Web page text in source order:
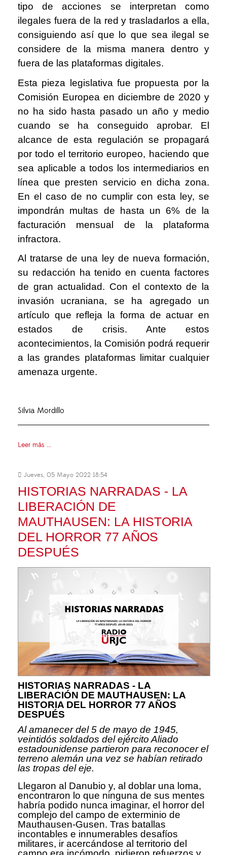
tipo de acciones se interpretan como
ilegales fuera de la red y trasladarlos a ella,
consiguiendo así que lo que sea ilegal se
considere de la misma manera dentro y
fuera de las plataformas digitales.
Esta pieza legislativa fue propuesta por la
Comisión Europea en diciembre de 2020 y
no ha sido hasta pasado un año y medio
cuando se ha conseguido aprobar. El
alcance de esta regulación se propagará
por todo el territorio europeo, haciendo que
sea aplicable a todos los intermediarios en
línea que presten servicio en dicha zona.
En el caso de no cumplir con esta ley, se
impondrán multas de hasta un 6% de la
facturación mensual de la plataforma
infractora.
Al tratarse de una ley de nueva formación,
su redacción ha tenido en cuenta factores
de gran actualidad. Con el contexto de la
invasión ucraniana, se ha agregado un
artículo que refleja la forma de actuar en
estados de crisis. Ante estos
acontecimientos, la Comisión podrá requerir
a las grandes plataformas limitar cualquier
amenaza urgente.
Silvia Mordillo
Leer más ...
Jueves, 05 Mayo 2022 18:54
HISTORIAS NARRADAS - LA
LIBERACIÓN DE
MAUTHAUSEN: LA HISTORIA
DEL HORROR 77 AÑOS
DESPUÉS
HISTORIAS NARRADAS - LA
LIBERACIÓN DE MAUTHAUSEN: LA
HISTORIA DEL HORROR 77 AÑOS
DESPUÉS
Al amanecer del 5 de mayo de 1945,
veintidós soldados del ejército Aliado
estadounidense partieron para reconocer el
terreno alemán una vez se habían retirado
las tropas del eje.
Llegaron al Danubio y, al doblar una loma,
encontraron lo que ninguna de sus mentes
habría podido nunca imaginar, el horror del
complejo del campo de exterminio de
Mauthausen-Gusen. Tras batallas
incontables e innumerables desafíos
militares, ir acercándose al territorio del